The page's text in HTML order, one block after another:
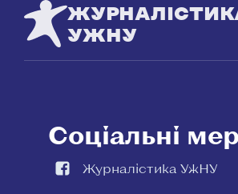
УЖНУ
Соціальні
Журналістика УжНУ